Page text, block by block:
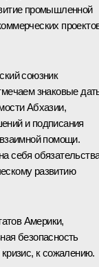
промышленной
союзник
знаковые
Абхазии,
и подписания
помощи.
себя
развитию
Америки,
безопасность
к сожалению.